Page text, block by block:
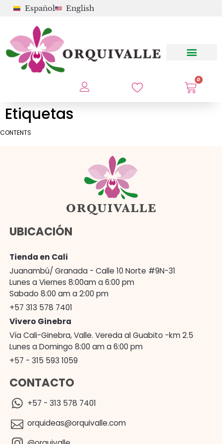
Español English
0
Etiquetas
CONTENTS
UBICACIÓN
Tienda en Cali
Juanambú/ Granada - Calle 10 Norte #9N-31
Lunes a Viernes 8:00am a 6:00 pm
Sabado 8:00 am a 2:00 pm
+57 313 578 7401
Vivero Ginebra
Vía Cali-Ginebra, Valle. Vereda al Guabito -km 2.5
Lunes a Domingo 8:00 am a 6:00 pm
+57 - 315 593 1059
CONTACTO
+57 - 313 578 7401
orquideas@orquivalle.com